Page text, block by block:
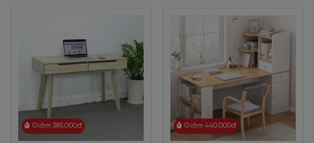
Giảm 385.000đ Giảm 440.000đ